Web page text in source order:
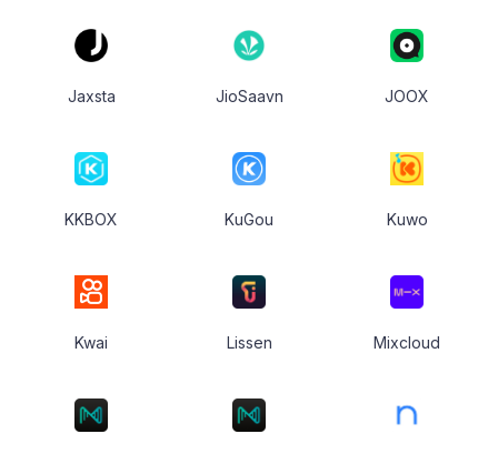
Jaxsta JioSaavn JOOX
KKBOX KuGou Kuwo
Kwai Lissen Mixcloud